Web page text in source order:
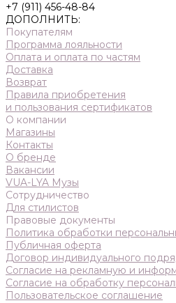
+7 (911) 456-48-84
ДОПОЛНИТЬ:
Покупателям
Программа лояльности
Оплата и оплата по частям
Доставка
Возврат
Правила приобретения
и пользования сертификатов
О компании
Магазины
Контакты
О бренде
Вакансии
VUA-LYA Музы
Сотрудничество
Для стилистов
Правовые документы
Политика обработки
Публичная оферта
Договор индивидуального
Согласие на рекламную и
Согласие на обработку
Пользовательское соглашение